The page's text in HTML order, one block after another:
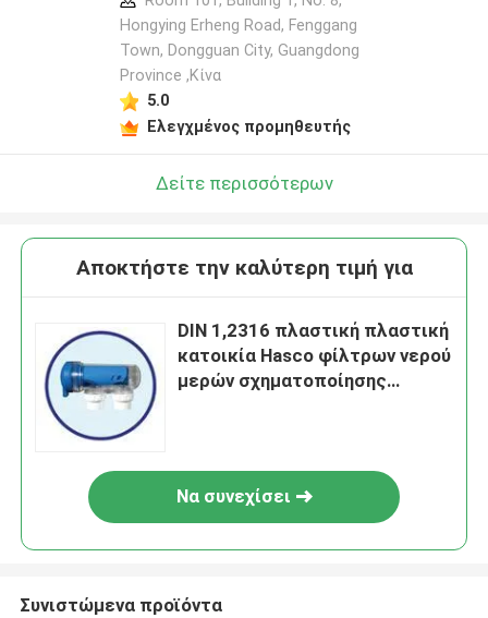
Hongying Erheng Road, Fenggang
Town, Dongguan City, Guangdong
Province ,Κίνα
5.0
Ελεγχμένος προμηθευτής
Δείτε περισσότερων
Αποκτήστε την καλύτερη τιμή για
DIN 1,2316 πλαστική πλαστική
κατοικία Hasco φίλτρων νερού
μερών σχηματοποίησης
Να συνεχίσει
Συνιστώμενα προϊόντα